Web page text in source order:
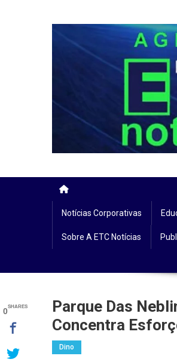
Notícias Corporativas
Sobre A ETC Notícias
Parque Das
Concentra
Dino
0SHARES